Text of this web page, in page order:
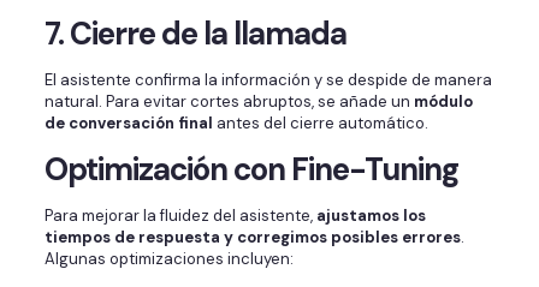
7. Cierre de la llamada
El asistente confirma la información y se despide de manera
natural. Para evitar cortes abruptos, se añade un módulo
de conversación final antes del cierre automático.
Optimización con Fine-Tuning
Para mejorar la fluidez del asistente, ajustamos los
tiempos de respuesta y corregimos posibles errores.
Algunas optimizaciones incluyen: